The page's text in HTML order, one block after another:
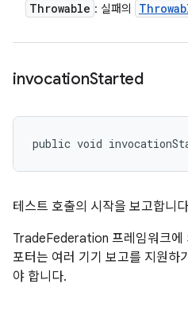
Throwable : 실패의
invocationStarted
public void
테스트 호출의 시작을 보고합니
TradeFederation 프레임워크에
포터는 여러 기기 보고를 지원하
야 합니다.